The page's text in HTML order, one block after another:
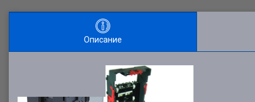
Описание